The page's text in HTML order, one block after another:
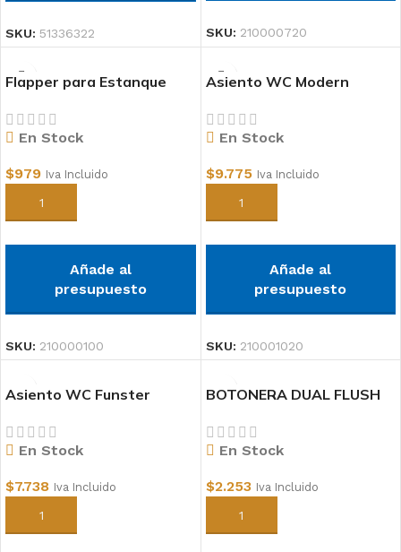
SKU: 51336322 SKU: 210000720
Flapper para Estanque
En Stock
$979 Iva Incluido
Añadir al carrito
Añade al
presupuesto
SKU: 210000100
Asiento WC Modern
En Stock
$9.775 Iva Incluido
Añadir al carrito
Añade al
presupuesto
SKU: 210001020
Asiento WC Funster
En Stock
$7.738 Iva Incluido
Añadir al carrito
BOTONERA DUAL FLUSH
En Stock
$2.253 Iva Incluido
Añadir al carrito